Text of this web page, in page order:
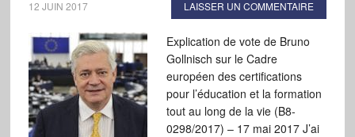
12 JUIN 2017 LAISSER UN COMMENTAIRE
Explication de vote de Bruno
Gollnisch sur le Cadre
européen des certifications
pour l’éducation et la formation
tout au long de la vie (B8-
0298/2017) – 17 mai 2017 J’ai